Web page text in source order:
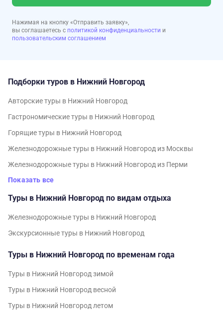
Нажимая на кнопку «Отправить заявку»,
вы соглашаетесь с политикой конфиденциальности и
пользовательским соглашением
Подборки туров в Нижний Новгород
Авторские туры в Нижний Новгород
Гастрономические туры в Нижний Новгород
Горящие туры в Нижний Новгород
Железнодорожные туры в Нижний Новгород из Москвы
Железнодорожные туры в Нижний Новгород из Перми
Показать все
Туры в Нижний Новгород по видам отдыха
Железнодорожные туры в Нижний Новгород
Экскурсионные туры в Нижний Новгород
Туры в Нижний Новгород по временам года
Туры в Нижний Новгород зимой
Туры в Нижний Новгород весной
Туры в Нижний Новгород летом